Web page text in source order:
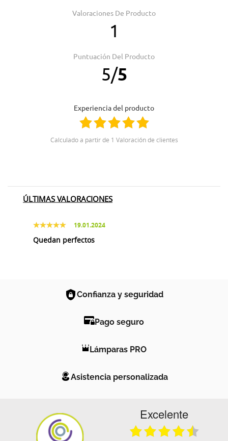
Valoraciones De Producto
1
Puntuación Del Producto
5/5
Experiencia del producto
Calculado a partir de 1 Valoración de clientes
ÚLTIMAS VALORACIONES
19.01.2024
Quedan perfectos
Confianza y seguridad
Pago seguro
Lámparas PRO
Asistencia personalizada
Excelente